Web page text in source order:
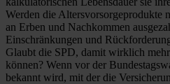
Werden die Altersvorsorgeprodukte
an Erben und Nachkommen
Einschränkungen und
Glaubt die SPD, damit wirklich
können? Wenn vor der
bekannt wird, mit der die